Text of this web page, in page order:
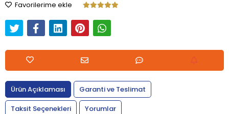
Favorilerime ekle
Ürün Açıklaması
Garanti ve Teslimat
Taksit Seçenekleri
Yorumlar